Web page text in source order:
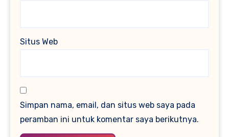
Situs Web
Simpan nama, email, dan situs web saya pada
peramban ini untuk komentar saya berikutnya.